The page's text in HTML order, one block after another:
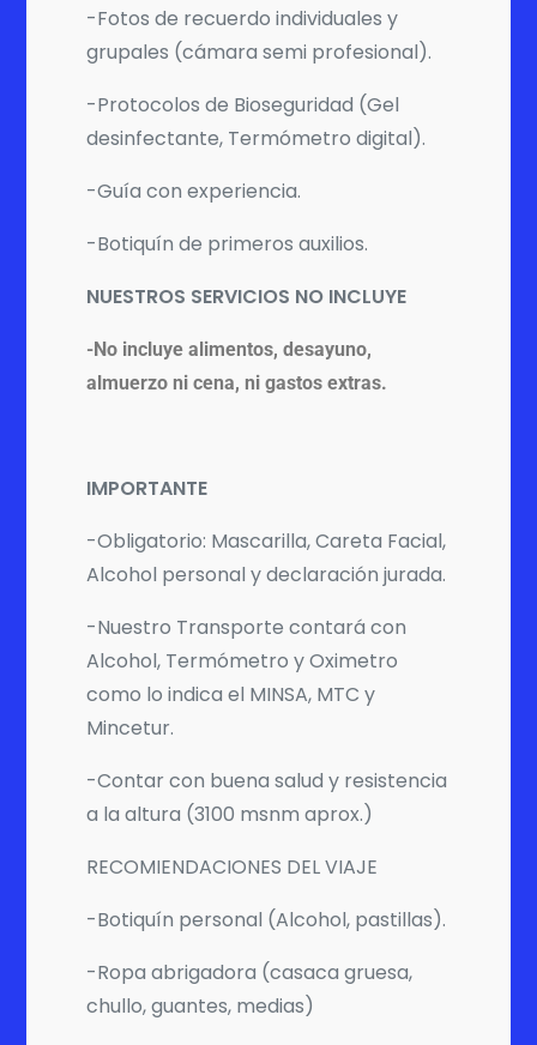
-Fotos de recuerdo individuales y
grupales (cámara semi profesional).
-Protocolos de Bioseguridad (Gel
desinfectante, Termómetro digital).
-Guía con experiencia.
-Botiquín de primeros auxilios.
NUESTROS SERVICIOS NO INCLUYE
-No incluye alimentos, desayuno,
almuerzo ni cena, ni gastos extras.
IMPORTANTE
-Obligatorio: Mascarilla, Careta Facial,
Alcohol personal y declaración jurada.
-Nuestro Transporte contará con
Alcohol, Termómetro y Oximetro
como lo indica el MINSA, MTC y
Mincetur.
-Contar con buena salud y resistencia
a la altura (3100 msnm aprox.)
RECOMIENDACIONES DEL VIAJE
-Botiquín personal (Alcohol, pastillas).
-Ropa abrigadora (casaca gruesa,
chullo, guantes, medias)